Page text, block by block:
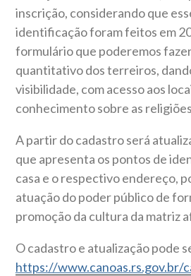
inscrição, considerando que
identificação foram feitos em
formulário que poderemos
quantitativo dos terreiros,
visibilidade, com acesso aos
conhecimento sobre as
A partir do cadastro será
que apresenta os pontos de
casa e o respectivo endereço,
atuação do poder público de
promoção da cultura da matriz
O cadastro e atualização pode
https://www.canoas.rs.gov.br/